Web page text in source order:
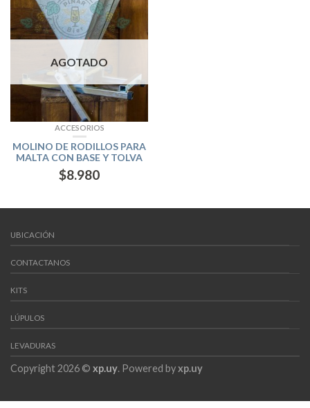
AGOTADO
ACCESORIOS
MOLINO DE RODILLOS PARA
MALTA CON BASE Y TOLVA
$8.980
UBICACIÓN
CONTACTANOS
KITS
LÚPULOS
LEVADURAS
Copyright 2026 © xp.uy. Powered byxp.uy